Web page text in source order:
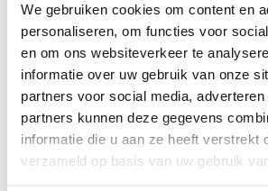
We gebruiken cookies om content en
personaliseren, om functies voor
en om ons websiteverkeer te
informatie over uw gebruik van onze
partners voor social media,
partners kunnen deze gegevens
informatie die u aan ze heeft verstrekt
verzameld op basis van uw gebruik
Need help?We're glad to help
Live chat
About this product
Shipment and returns